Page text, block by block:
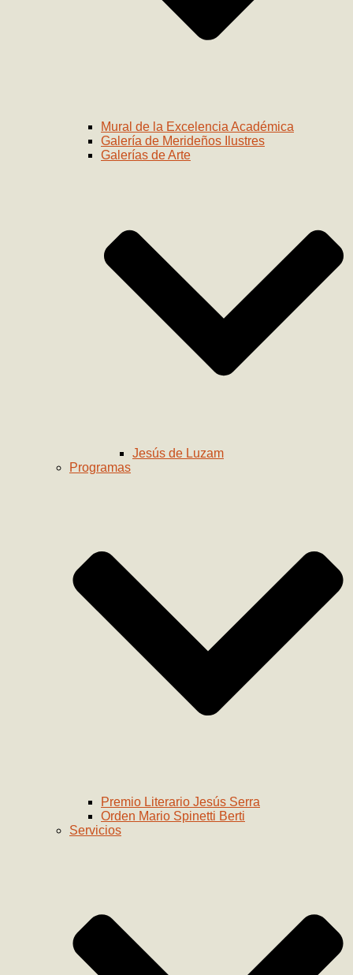
Mural de la Excelencia Académica
Galería de Merideños Ilustres
Galerías de Arte
Jesús de Luzam
Programas
Premio Literario Jesús Serra
Orden Mario Spinetti Berti
Servicios